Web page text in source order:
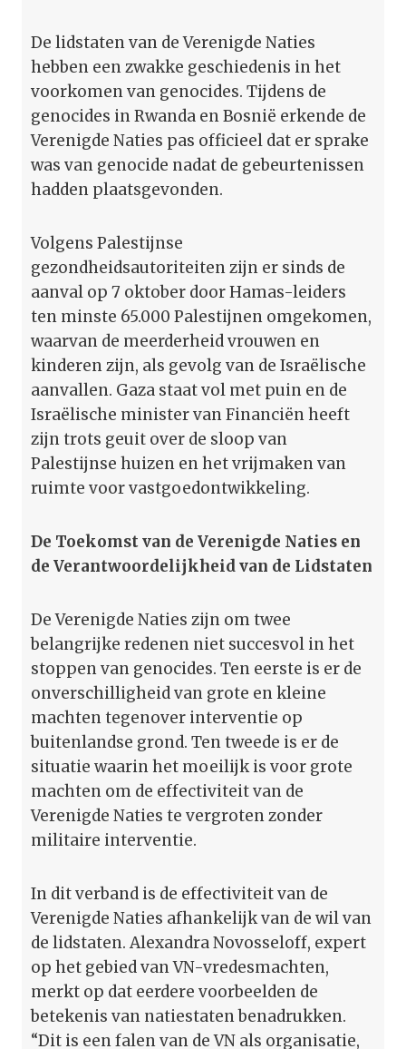
De lidstaten van de Verenigde Naties
hebben een zwakke geschiedenis in het
voorkomen van genocides. Tijdens de
genocides in Rwanda en Bosnië erkende de
Verenigde Naties pas officieel dat er sprake
was van genocide nadat de gebeurtenissen
hadden plaatsgevonden.
Volgens Palestijnse
gezondheidsautoriteiten zijn er sinds de
aanval op 7 oktober door Hamas-leiders
ten minste 65.000 Palestijnen omgekomen,
waarvan de meerderheid vrouwen en
kinderen zijn, als gevolg van de Israëlische
aanvallen. Gaza staat vol met puin en de
Israëlische minister van Financiën heeft
zijn trots geuit over de sloop van
Palestijnse huizen en het vrijmaken van
ruimte voor vastgoedontwikkeling.
De Toekomst van de Verenigde Naties en
de Verantwoordelijkheid van de Lidstaten
De Verenigde Naties zijn om twee
belangrijke redenen niet succesvol in het
stoppen van genocides. Ten eerste is er de
onverschilligheid van grote en kleine
machten tegenover interventie op
buitenlandse grond. Ten tweede is er de
situatie waarin het moeilijk is voor grote
machten om de effectiviteit van de
Verenigde Naties te vergroten zonder
militaire interventie.
In dit verband is de effectiviteit van de
Verenigde Naties afhankelijk van de wil van
de lidstaten. Alexandra Novosseloff, expert
op het gebied van VN-vredesmachten,
merkt op dat eerdere voorbeelden de
betekenis van natiestaten benadrukken.
“Dit is een falen van de VN als organisatie,